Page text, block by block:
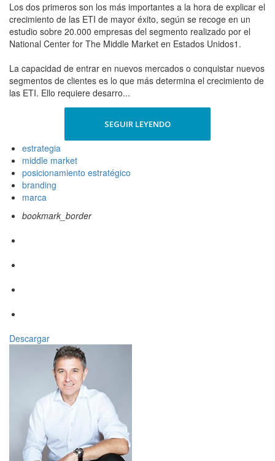
Los dos primeros son los más importantes a la hora de explicar el
crecimiento de las ETI de mayor éxito, según se recoge en un
estudio sobre 20.000 empresas del segmento realizado por el
National Center for The Middle Market en Estados Unidos1.
La capacidad de entrar en nuevos mercados o conquistar nuevos
segmentos de clientes es lo que más determina el crecimiento de
las ETI. Ello requiere desarro...
SEGUIR LEYENDO
estrategia
middle market
posicionamiento estratégico
branding
marca
bookmark_border
Descargar